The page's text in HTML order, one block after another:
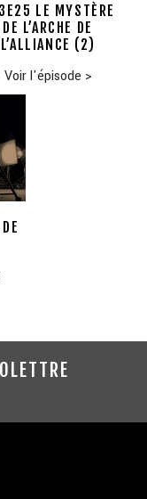
LE MYSTÈRE
DE L’ARCHE DE
L’ALLIANCE (2)
Voir l'épisode >